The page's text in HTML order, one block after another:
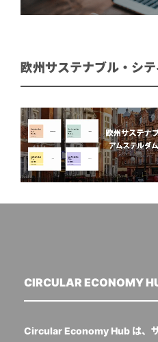
欧州サステナブル・シ
CIRCULAR ECONOMY
Circular Economy Hub は、